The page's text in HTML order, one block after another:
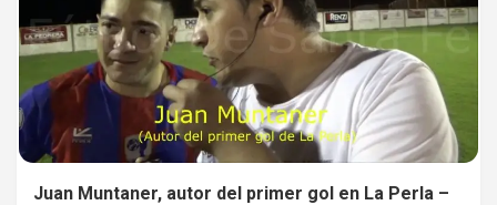
Juan Muntaner, autor del primer gol en La Perla –